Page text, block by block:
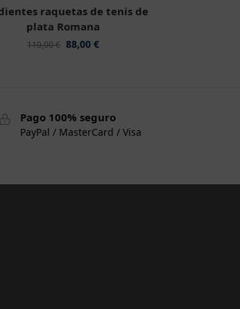
raquetas de tenis de
plata Romana
110,00€ 88,00€
Pago 100% seguro
PayPal / MasterCard / Visa